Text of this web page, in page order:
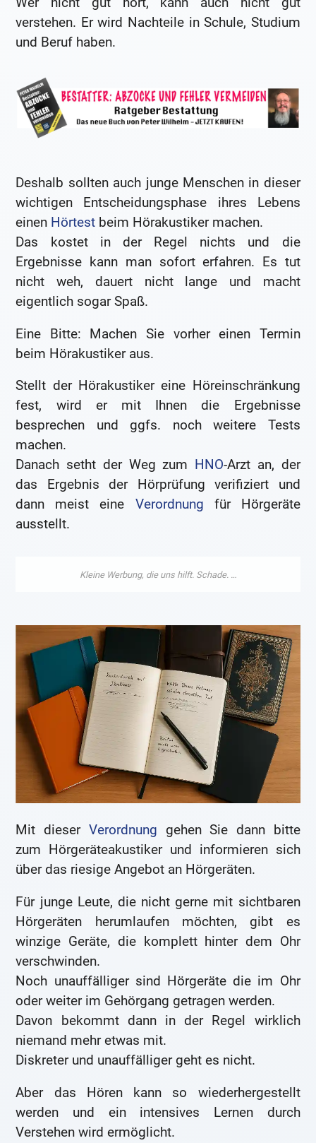
verstehen. Er wird Nachteile in Schule, Studium
und Beruf haben.
Deshalb sollten auch junge Menschen in dieser
wichtigen Entscheidungsphase ihres Lebens
einen Hörtest beim Hörakustiker machen.
Das kostet in der Regel nichts und die
Ergebnisse kann man sofort erfahren. Es tut
nicht weh, dauert nicht lange und macht
eigentlich sogar Spaß.
Eine Bitte: Machen Sie vorher einen Termin
beim Hörakustiker aus.
Stellt der Hörakustiker eine Höreinschränkung
fest, wird er mit Ihnen die Ergebnisse
besprechen und ggfs. noch weitere Tests
machen.
Danach setht der Weg zum HNO-Arzt an, der
das Ergebnis der Hörprüfung verifiziert und
dann meist eine Verordnung für Hörgeräte
ausstellt.
Mit dieser Verordnung gehen Sie dann bitte
zum Hörgeräteakustiker und informieren sich
über das riesige Angebot an Hörgeräten.
Für junge Leute, die nicht gerne mit sichtbaren
Hörgeräten herumlaufen möchten, gibt es
winzige Geräte, die komplett hinter dem Ohr
verschwinden.
Noch unauffälliger sind Hörgeräte die im Ohr
oder weiter im Gehörgang getragen werden.
Davon bekommt dann in der Regel wirklich
niemand mehr etwas mit.
Diskreter und unauffälliger geht es nicht.
Aber das Hören kann so wiederhergestellt
werden und ein intensives Lernen durch
Verstehen wird ermöglicht.